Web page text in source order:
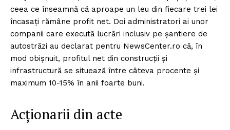
ceea ce înseamnă că aproape un leu din fiecare trei lei
încasați rămâne profit net. Doi administratori ai unor
companii care execută lucrări inclusiv pe șantiere de
autostrăzi au declarat pentru NewsCenter.ro că, în
mod obișnuit, profitul net din construcții și
infrastructură se situează între câteva procente și
maximum 10-15% în anii foarte buni.
Acționarii din acte